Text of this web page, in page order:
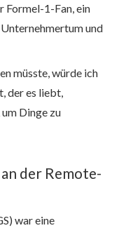
Formel-1-Fan, ein
und
müsste, würde ich
der es liebt,
Dinge zu
der Remote-
war eine